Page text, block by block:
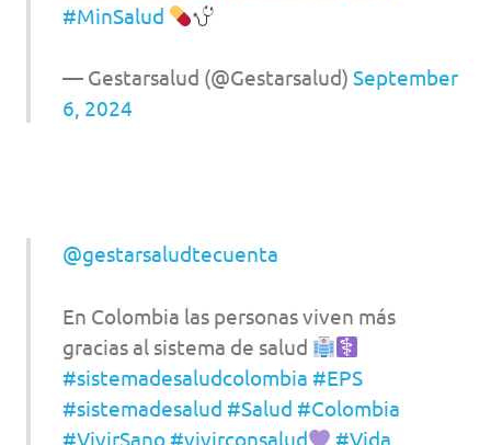
#MinSalud
— Gestarsalud (@Gestarsalud) September
6, 2024
@gestarsaludtecuenta
En Colombia las personas viven más
gracias al sistema de salud
#sistemadesaludcolombia #EPS
#sistemadesalud #Salud #Colombia
#VivirSano #vivirconsalud #Vida